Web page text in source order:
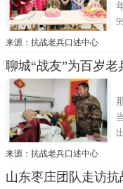
来源：抗战老兵口述中心
聊城“战友”为百岁老
来源：抗战老兵口述中心
山东枣庄团队走访抗